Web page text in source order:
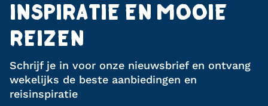
INSPIRATIE EN MOOIE
REIZEN
Schrijf je in voor onze nieuwsbrief en ontvang
wekelijks de beste aanbiedingen en
reisinspiratie